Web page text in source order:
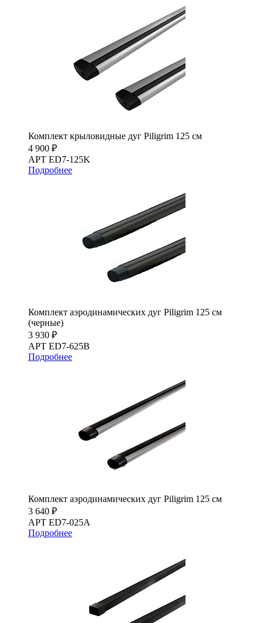
Комплект крыловидные дуг Piligrim 125 см
4 900 ₽
АРТ ED7-125K
Подробнее
Комплект аэродинамических дуг Piligrim 125 см
(черные)
3 930 ₽
АРТ ED7-625B
Подробнее
Комплект аэродинамических дуг Piligrim 125 см
3 640 ₽
АРТ ED7-025A
Подробнее